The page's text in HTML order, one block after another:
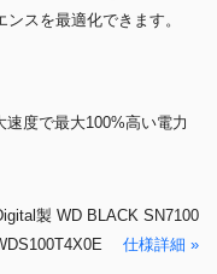
スを最適化できます。
度で最大100%高い電力
製 WD BLACK SN7100
仕様詳細 »